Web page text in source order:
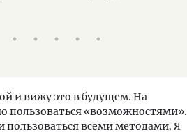
и вижу это в будущем. На
пользоваться «возможностями».
пользоваться всеми методами. Я